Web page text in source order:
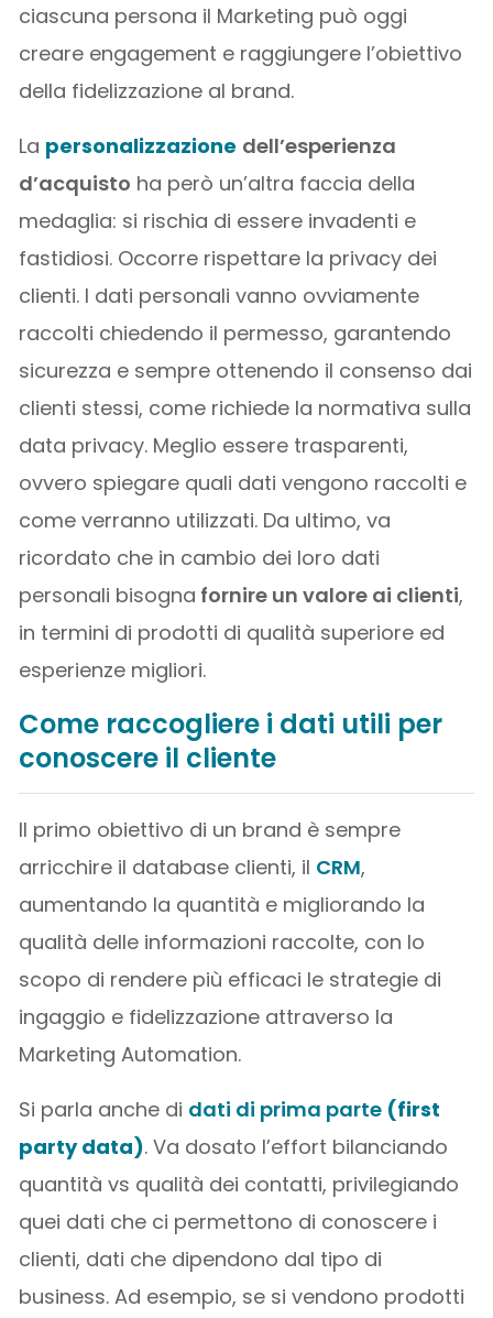
ciascuna persona il Marketing può oggi
creare engagement e raggiungere l’obiettivo
della fidelizzazione al brand.
La personalizzazione dell’esperienza
d’acquisto ha però un’altra faccia della
medaglia: si rischia di essere invadenti e
fastidiosi. Occorre rispettare la privacy dei
clienti. I dati personali vanno ovviamente
raccolti chiedendo il permesso, garantendo
sicurezza e sempre ottenendo il consenso dai
clienti stessi, come richiede la normativa sulla
data privacy. Meglio essere trasparenti,
ovvero spiegare quali dati vengono raccolti e
come verranno utilizzati. Da ultimo, va
ricordato che in cambio dei loro dati
personali bisogna fornire un valore ai clienti,
in termini di prodotti di qualità superiore ed
esperienze migliori.
Come raccogliere i dati utili per
conoscere il cliente
Il primo obiettivo di un brand è sempre
arricchire il database clienti, il CRM,
aumentando la quantità e migliorando la
qualità delle informazioni raccolte, con lo
scopo di rendere più efficaci le strategie di
ingaggio e fidelizzazione attraverso la
Marketing Automation.
Si parla anche di dati di prima parte (first
party data). Va dosato l’effort bilanciando
quantità vs qualità dei contatti, privilegiando
quei dati che ci permettono di conoscere i
clienti, dati che dipendono dal tipo di
business. Ad esempio, se si vendono prodotti